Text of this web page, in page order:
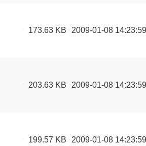
173.63 KB 2009-01-08 14:23:59
203.63 KB 2009-01-08 14:23:59
199.57 KB 2009-01-08 14:23:59